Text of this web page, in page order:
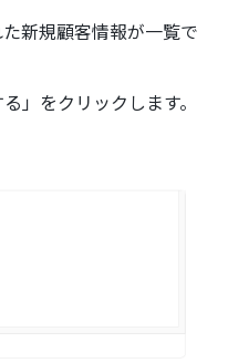
新規顧客情報が一覧で
」をクリックします。